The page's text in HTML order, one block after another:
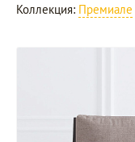
Коллекция: Премиале